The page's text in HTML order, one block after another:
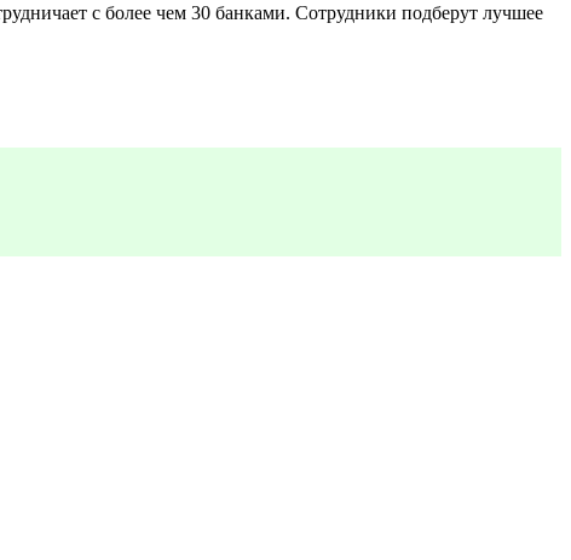
с более чем 30 банками. Сотрудники подберут лучшее